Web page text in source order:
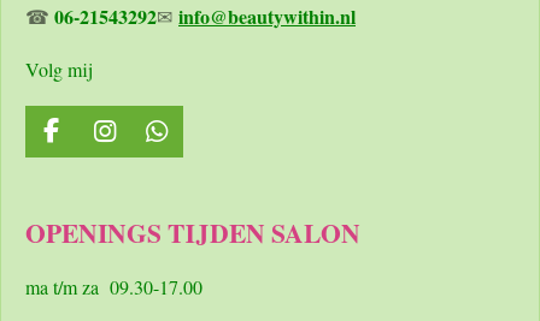
☎ 06-21543292✉ info@beautywithin.nl
Volg mij
F
a
b
o
I
n
a
r
W
h
s
p
OPENINGS TIJDEN SALON
ma t/m za 09.30-17.00